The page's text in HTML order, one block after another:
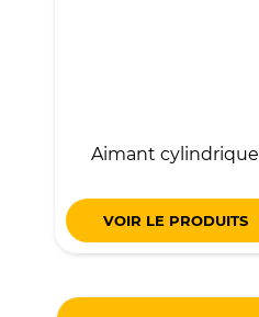
Aimant cylindrique
VOIR LE PRODUITS